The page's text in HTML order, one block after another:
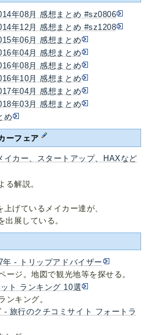
年08月 感想まとめ #sz0806
年12月 感想まとめ #sz1208
年06月 感想まとめ
年04月 感想まとめ
年08月 感想まとめ
年10月 感想まとめ
年04月 感想まとめ
年03月 感想まとめ
め
ーフェア
イカー、スタートアップ、HAXなど
る解説。
げているメイカー達が、
展している。
- トリップアドバイザー
ジ。地図で観光地等を探せる。
ト ランキング 10選
ンキング。
旅行のクチコミサイト フォートラ